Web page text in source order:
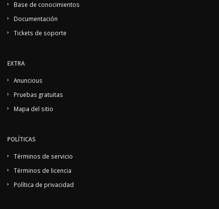
Base de conocimientos
Documentación
Tickets de soporte
EXTRA
Anuncious
Pruebas gratuitas
Mapa del sitio
POLÍTICAS
Términos de servicio
Términos de licencia
Política de privacidad